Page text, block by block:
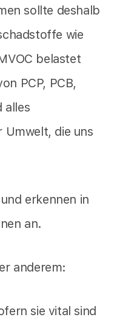
sollte deshalb
wie
belastet
PCP, PCB,
alles
Umwelt, die uns
erkennen in
an.
anderem:
sie vital sind